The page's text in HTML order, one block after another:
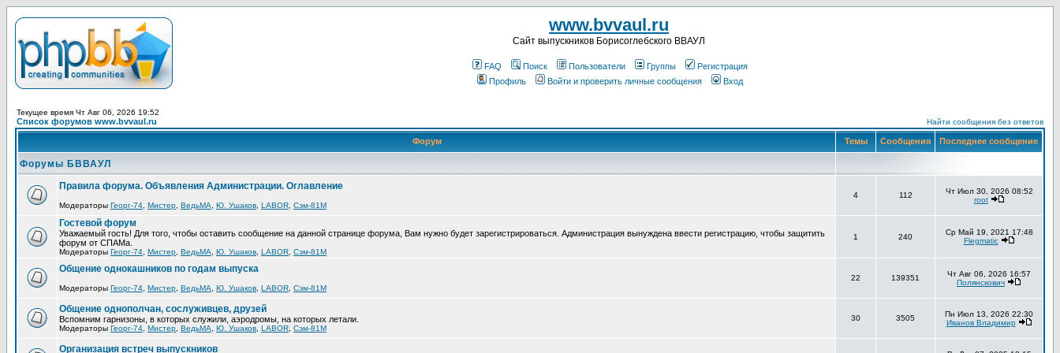
www.bvvaul.ru
Cайт выпускников Борисоглебского ВВАУЛ
FAQ Поиск Пользователи Группы
Регистрация
Профиль
Войти и проверить личные сообщения Вход
Текущее время Чт Авг 06, 2026 19:52
Список форумов www.bvvaul.ru Найти сообщения без ответов
Форум Темы Сообщения Последнее сообщение
Форумы БВВАУЛ
Правила форума. Объявления Администрации. Оглавление
Модераторы Георг-74 Мистер ВедьМА Ю. Ушаков LABOR Сэм-81М
4 112
Чт Июл 30, 2026 08:52
root
Гостевой форум
Уважаемый гость! Для того, чтобы оставить сообщение на данной странице форума, Вам нужно будет зарегистрироваться. Администрация вынуждена ввести регистрацию, чтобы защитить
форум от СПАМа.
Модераторы Георг-74 Мистер ВедьМА Ю. Ушаков LABOR Сэм-81М
1 240
Ср Май 19, 2021 17:48
Flegmatic
Общение однокашников по годам выпуска
Модераторы Георг-74 Мистер ВедьМА Ю. Ушаков LABOR Сэм-81М
22 139351
Чт Авг 06, 2026 16:57
Полянскович
Общение однополчан, сослуживцев, друзей
Вспомним гарнизоны, в которых служили, аэродромы, на которых летали.
Модераторы Георг-74 Мистер ВедьМА Ю. Ушаков LABOR Сэм-81М
30 3505
Пн Июл 13, 2026 22:30
Иванов Владимир
Организация встреч выпускников